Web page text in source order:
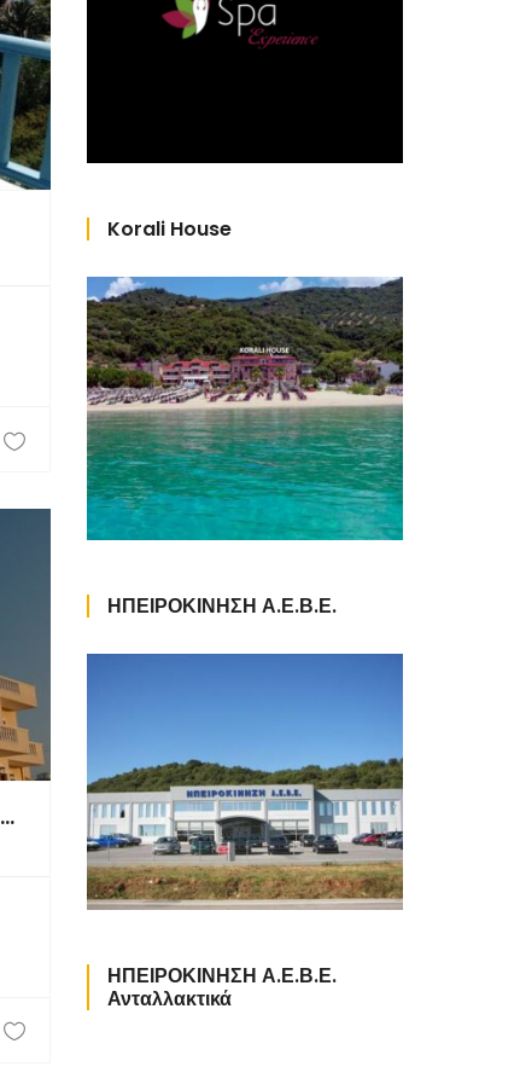
Dimitris Apartments Επιπλωμένα Διαμερίσματα
Korali House
ΗΠΕΙΡΟΚΙΝΗΣΗ Α.Ε.Β.Ε.
ΗΠΕΙΡΟΚΙΝΗΣΗ Α.Ε.Β.Ε.
Ανταλλακτικά